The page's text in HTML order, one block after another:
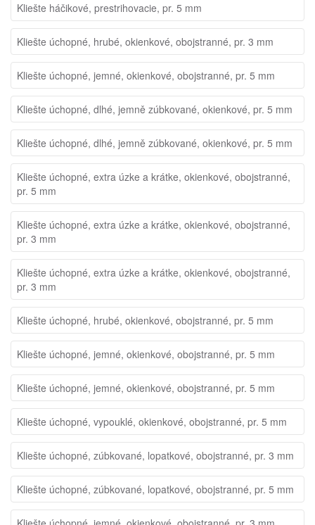
Kliešte háčikové, prestrihovacie, pr. 5 mm
Kliešte úchopné, hrubé, okienkové, obojstranné, pr. 3 mm
Kliešte úchopné, jemné, okienkové, obojstranné, pr. 5 mm
Kliešte úchopné, dlhé, jemně zúbkované, okienkové, pr. 5 mm
Kliešte úchopné, dlhé, jemně zúbkované, okienkové, pr. 5 mm
Kliešte úchopné, extra úzke a krátke, okienkové, obojstranné,
pr. 5 mm
Kliešte úchopné, extra úzke a krátke, okienkové, obojstranné,
pr. 3 mm
Kliešte úchopné, extra úzke a krátke, okienkové, obojstranné,
pr. 3 mm
Kliešte úchopné, hrubé, okienkové, obojstranné, pr. 5 mm
Kliešte úchopné, jemné, okienkové, obojstranné, pr. 5 mm
Kliešte úchopné, jemné, okienkové, obojstranné, pr. 5 mm
Kliešte úchopné, vypouklé, okienkové, obojstranné, pr. 5 mm
Kliešte úchopné, zúbkované, lopatkové, obojstranné, pr. 3 mm
Kliešte úchopné, zúbkované, lopatkové, obojstranné, pr. 5 mm